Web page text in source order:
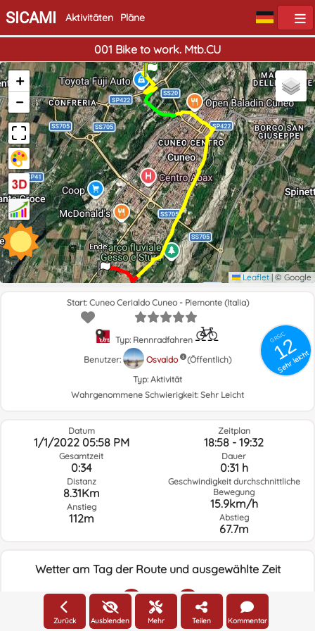
SICAMI Aktivitäten Pläne
001 Bike to work. Mtb.CU
Start
Ende
+
−
Leaflet | © Google
GRSIC
12
Sehr leicht
Start: Cuneo Cerialdo Cuneo - Piemonte (Italia)
Typ: Rennradfahren
Benutzer:
Osvaldo
(Öffentlich)
Typ: Aktivität
Wahrgenommene Schwierigkeit: Sehr Leicht
Datum
1/1/2022 05:58 PM
Gesamtzeit
0:34
Distanz
8.31Km
Anstieg
112m
Zeitplan
18:58 - 19:32
Dauer
0:31 h
Geschwindigkeit durchschnittliche
Bewegung
15.9km/h
Abstieg
67.7m
Wetter am Tag der Route und ausgewählte Zeit
17:00
Zurück Ausblenden Mehr Teilen Kommentar